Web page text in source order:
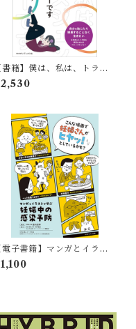
書籍】僕は、私は、トラン
ェンダーです
電子書籍】マンガとイラス
学ぶ妊娠中の感染予防